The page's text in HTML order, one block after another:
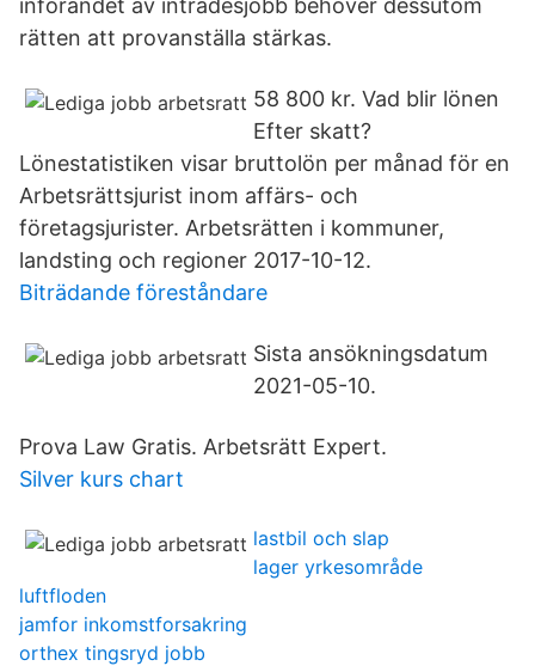
införandet av inträdesjobb behöver dessutom
rätten att provanställa stärkas.
58 800 kr. Vad blir lönen
Efter skatt?
Lönestatistiken visar bruttolön per månad för en
Arbetsrättsjurist inom affärs- och
företagsjurister. Arbetsrätten i kommuner,
landsting och regioner 2017-10-12.
Biträdande föreståndare
Sista ansökningsdatum
2021-05-10.
Prova Law Gratis. Arbetsrätt Expert.
Silver kurs chart
lastbil och slap
lager yrkesområde
luftfloden
jamfor inkomstforsakring
orthex tingsryd jobb